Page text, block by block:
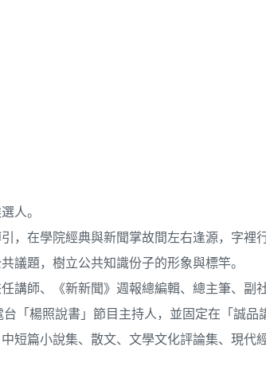
人。
，在學院經典與新聞掌故間左右逢源，字裡
議題，樹立公共知識份子的形象與標竿。
講師、《新新聞》週報總編輯、總主筆、副
「楊照說書」節目主持人，並固定在「誠品
短篇小說集、散文、文學文化評論集、現代